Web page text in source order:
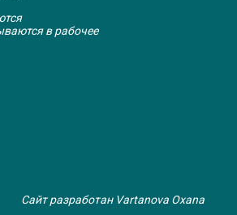
в рабочее
Сайт разработан Vartanova Oxana